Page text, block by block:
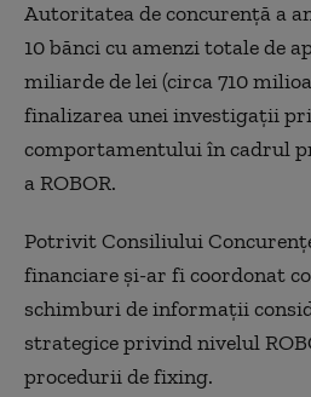
Autoritatea de concurență a
10 bănci cu amenzi totale de
miliarde de lei (circa 710
finalizarea unei investigații
comportamentului în cadrul
a ROBOR.
Potrivit Consiliului
financiare și-ar fi coordonat
schimburi de informații
strategice privind nivelul
procedurii de fixing.